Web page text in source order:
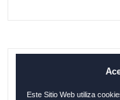
GORRA
NEGRA
Este Sitio Web utiliza